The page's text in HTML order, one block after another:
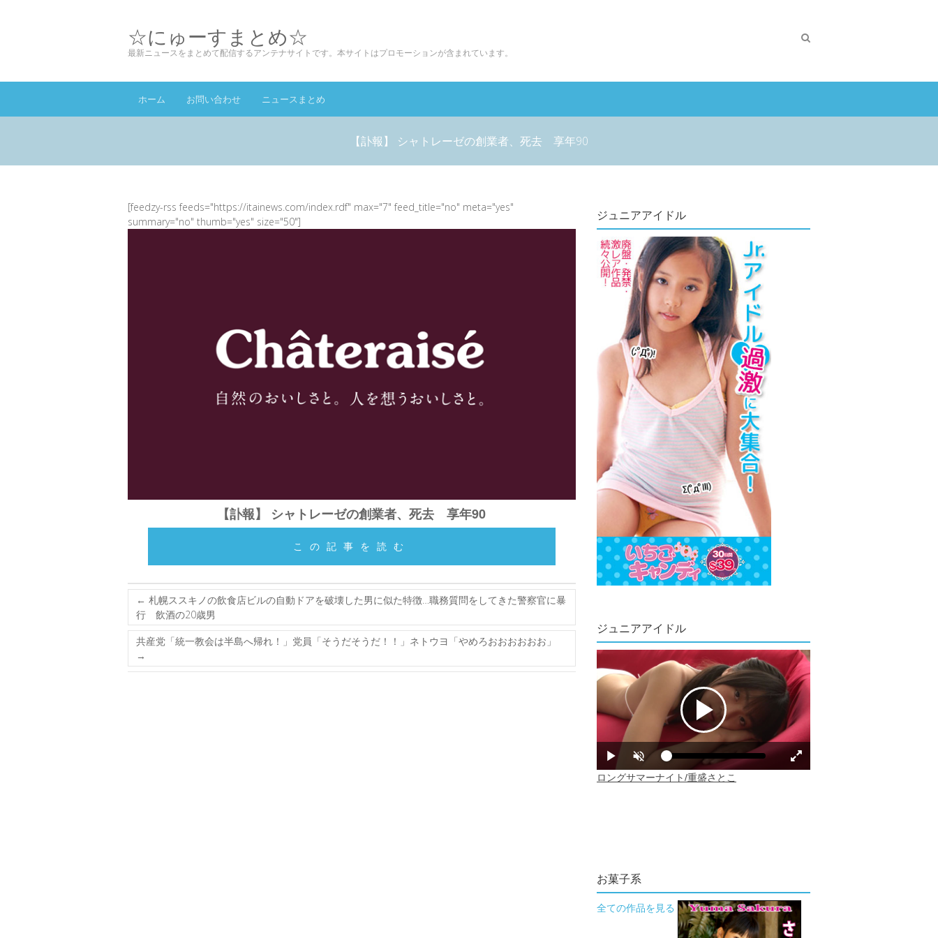
☆にゅーすまとめ☆
最新ニュースをまとめて配信するアンテナサイトです。本サイトはプロモーションが含まれています。
ホーム お問い合わせ ニュースまとめ
【訃報】 シャトレーゼの創業者、死去 享年90
[feedzy-rss feeds="https://itainews.com/index.rdf" max="7" feed_title="no" meta="yes"
summary="no" thumb="yes" size="50"]
【訃報】 シャトレーゼの創業者、死去 享年90
この記事を読む
← 札幌ススキノの飲食店ビルの自動ドアを破壊した男に似た特徴…職務質問をしてきた警察官に暴
行 飲酒の20歳男
共産党「統一教会は半島へ帰れ！」党員「そうだそうだ！！」ネトウヨ「やめろおおおおおお」
→
ジュニアアイドル
ジュニアアイドル
お菓子系
全ての作品を見る